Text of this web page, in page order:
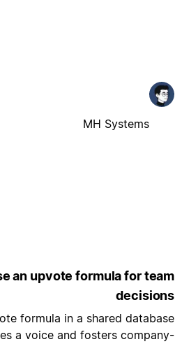
MH Systems
an upvote formula for team
decisions
formula in a shared database
a voice and fosters company-